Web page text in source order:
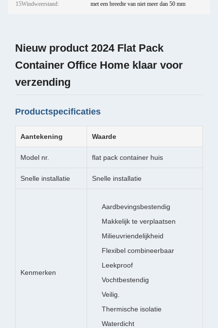
15Windweerstand: met een breedte van niet meer dan 50 mm
Nieuw product 2024 Flat Pack
Container Office Home klaar voor
verzending
Productspecificaties
Aantekening Waarde
Model nr. flat pack container huis
Snelle installatie Snelle installatie
Kenmerken
Aardbevingsbestendig
Makkelijk te verplaatsen
Milieuvriendelijkheid
Flexibel combineerbaar
Leekproof
Vochtbestendig
Veilig.
Thermische isolatie
Waterdicht